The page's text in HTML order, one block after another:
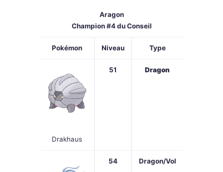
Aragon
Champion #4 du Conseil
Pokémon Niveau Type
Drakhaus
51 Dragon
54 Dragon/Vol